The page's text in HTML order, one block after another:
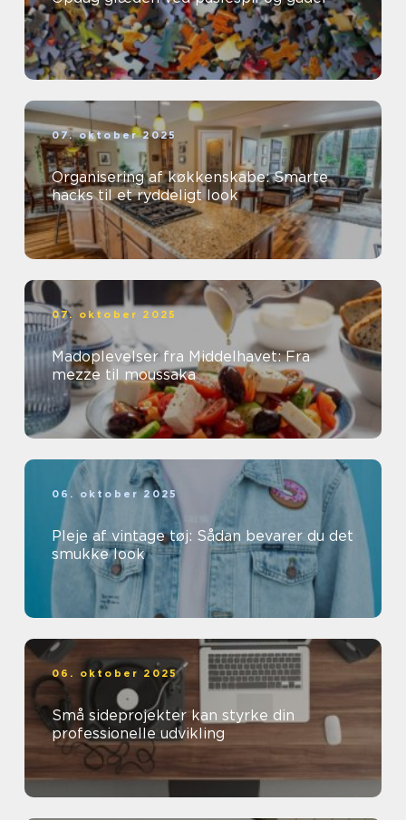
07. oktober 2025
Organisering af køkkenskabe: Smarte
hacks til et ryddeligt look
07. oktober 2025
Madoplevelser fra Middelhavet: Fra
mezze til moussaka
06. oktober 2025
Pleje af vintage tøj: Sådan bevarer du det
smukke look
06. oktober 2025
Små sideprojekter kan styrke din
professionelle udvikling